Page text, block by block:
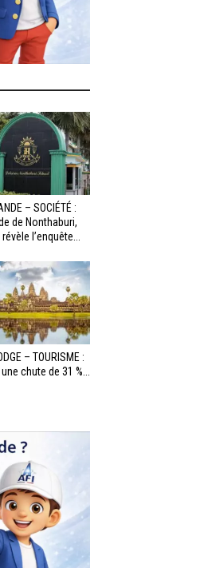
– SOCIÉTÉ :
de Nonthaburi,
l’enquête...
– TOURISME :
une chute de 31 %...